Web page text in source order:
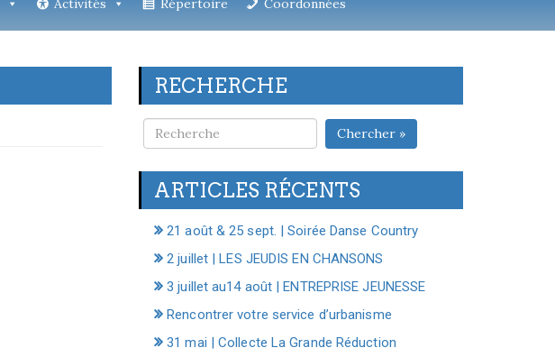
Activités Répertoire Coordonnées
RECHERCHE
Chercher »
ARTICLES RÉCENTS
21 août & 25 sept. | Soirée Danse Country
2 juillet | LES JEUDIS EN CHANSONS
3 juillet au14 août | ENTREPRISE JEUNESSE
Rencontrer votre service d’urbanisme
31 mai | Collecte La Grande Réduction